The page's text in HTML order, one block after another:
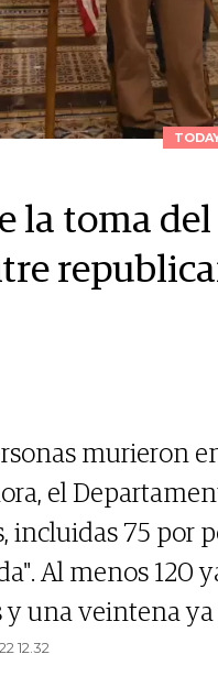
la toma
murieron
el
incluidas 75 por
Al menos 120
y una veintena
12.32